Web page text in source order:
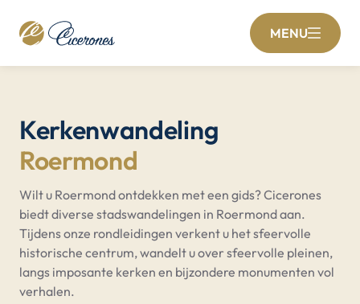
MENU
Kerkenwandeling
Roermond
Wilt u Roermond ontdekken met een gids? Cicerones
biedt diverse stadswandelingen in Roermond aan.
Tijdens onze rondleidingen verkent u het sfeervolle
historische centrum, wandelt u over sfeervolle pleinen,
langs imposante kerken en bijzondere monumenten vol
verhalen.